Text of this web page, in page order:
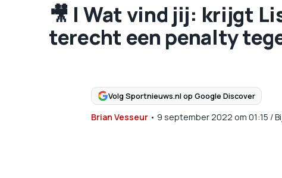
🎥 | Wat vind jij: krijgt
terecht een penalty
Volg Sportnieuws.nl op Google Discover
Brian Vesseur• 9 september 2022 om 01:15 /